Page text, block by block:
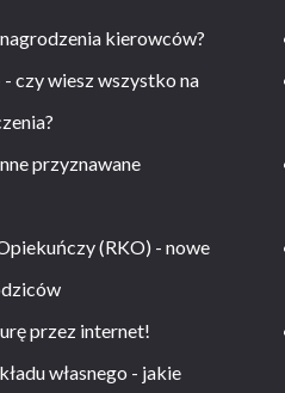
kierowców?
czy wiesz wszystko na
przyznawane
(RKO) - nowe
przez internet!
własnego - jakie